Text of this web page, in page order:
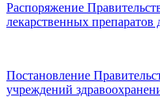
Распоряжение
лекарственных
Постановление
учреждений